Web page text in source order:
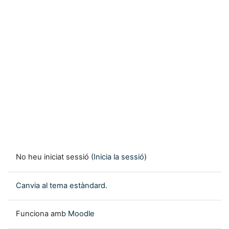
No heu iniciat sessió (Inicia la sessió)
Canvia al tema estàndard.
Funciona amb Moodle